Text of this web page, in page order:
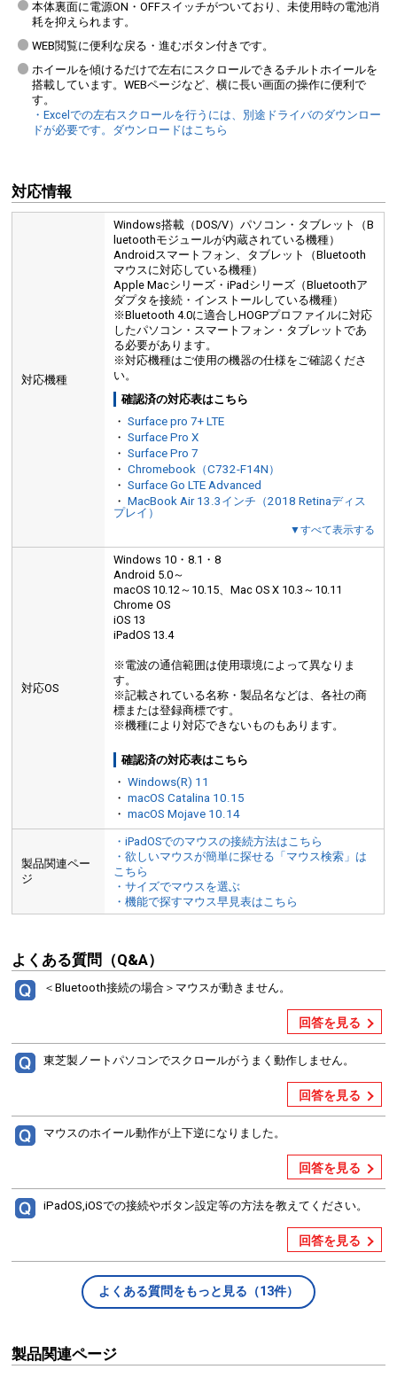
本体裏面に電源ON・OFFスイッチがついており、未使用時の電池消
耗を抑えられます。
WEB閲覧に便利な戻る・進むボタン付きです。
ホイールを傾けるだけで左右にスクロールできるチルトホイールを
搭載しています。WEBページなど、横に長い画面の操作に便利で
す。
・Excelでの左右スクロールを行うには、別途ドライバのダウンロー
ドが必要です。ダウンロードはこちら
対応情報
対応機種
Windows搭載（DOS/V）パソコン・タブレット（B
luetoothモジュールが内蔵されている機種）
Androidスマートフォン、タブレット（Bluetooth
マウスに対応している機種）
Apple Macシリーズ・iPadシリーズ（Bluetoothア
ダプタを接続・インストールしている機種）
※Bluetooth 4.0に適合しHOGPプロファイルに対応
したパソコン・スマートフォン・タブレットであ
る必要があります。
※対応機種はご使用の機器の仕様をご確認くださ
い。
確認済の対応表はこちら
・Surface pro 7+ LTE
・Surface Pro X
・Surface Pro 7
・Chromebook（C732-F14N）
・Surface Go LTE Advanced
・MacBook Air 13.3インチ（2018 Retinaディス
プレイ）
▼すべて表示する
対応OS
Windows 10・8.1・8
Android 5.0～
macOS 10.12～10.15、Mac OS X 10.3～10.11
Chrome OS
iOS 13
iPadOS 13.4
※電波の通信範囲は使用環境によって異なりま
す。
※記載されている名称・製品名などは、各社の商
標または登録商標です。
※機種により対応できないものもあります。
確認済の対応表はこちら
・Windows(R) 11
・macOS Catalina 10.15
・macOS Mojave 10.14
製品関連ペー
ジ
・iPadOSでのマウスの接続方法はこちら
・欲しいマウスが簡単に探せる「マウス検索」は
こちら
・サイズでマウスを選ぶ
・機能で探すマウス早見表はこちら
よくある質問（Q&A）
＜Bluetooth接続の場合＞マウスが動きません。
回答を見る
東芝製ノートパソコンでスクロールがうまく動作しません。
回答を見る
マウスのホイール動作が上下逆になりました。
回答を見る
iPadOS,iOSでの接続やボタン設定等の方法を教えてください。
回答を見る
よくある質問をもっと見る（13件）
製品関連ページ